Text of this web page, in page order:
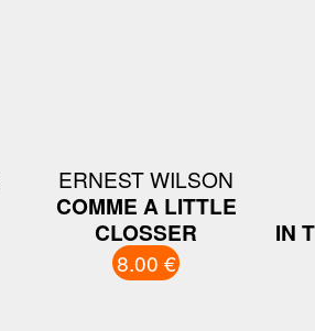
ERNEST WILSON
COMME A LITTLE
CLOSSER
8.00 €
IN